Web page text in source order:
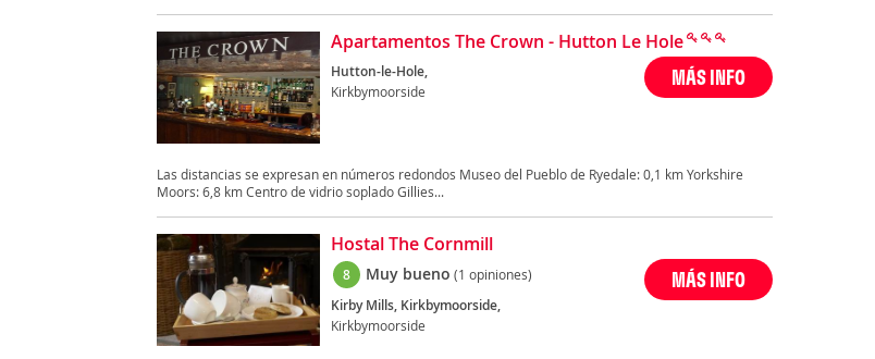
Apartamentos The Crown - Hutton Le Hole
Hutton-le-Hole,
Kirkbymoorside
MÁS INFO
Las distancias se expresan en números redondos Museo del Pueblo de Ryedale: 0,1 km Yorkshire
Moors: 6,8 km Centro de vidrio soplado Gillies...
Hostal The Cornmill
8 Muy bueno (1 opiniones)
Kirby Mills, Kirkbymoorside,
Kirkbymoorside
MÁS INFO